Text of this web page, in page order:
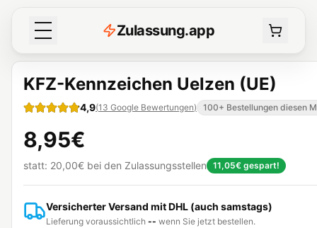
Zulassung.app
KFZ-Kennzeichen Uelzen (UE)
4,9(13 Google Bewertungen) 100+ Bestellungen diesen
8,95€
statt: 20,00€ bei den Zulassungsstellen 11,05€ gespart!
Versicherter Versand mit DHL (auch samstags)
Lieferung voraussichtlich -- wenn Sie jetzt bestellen.